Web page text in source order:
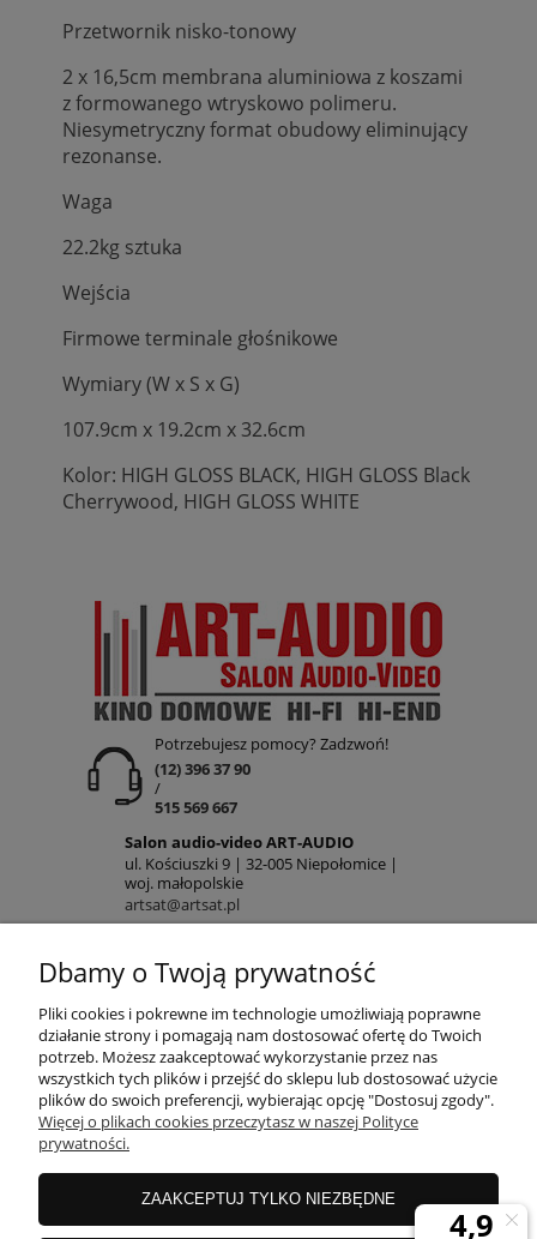
Przetwornik nisko-tonowy
2 x 16,5cm membrana aluminiowa z koszami
z formowanego wtryskowo polimeru.
Niesymetryczny format obudowy eliminujący
rezonanse.
Waga
22.2kg sztuka
Wejścia
Firmowe terminale głośnikowe
Wymiary (W x S x G)
107.9cm x 19.2cm x 32.6cm
Kolor: HIGH GLOSS BLACK, HIGH GLOSS Black
Cherrywood, HIGH GLOSS WHITE
Potrzebujesz pomocy? Zadzwoń!
(12) 396 37 90
/
515 569 667
Salon audio-video ART-AUDIO
ul. Kościuszki 9 | 32-005 Niepołomice |
woj. małopolskie
artsat@artsat.pl
NIP: 6782225502 | REGON: 120645712
POMOC
MOJE KONTO
PŁATNOŚCI
Dbamy o Twoją prywatność
Pliki cookies i pokrewne im technologie umożliwiają poprawne
działanie strony i pomagają nam dostosować ofertę do Twoich
potrzeb. Możesz zaakceptować wykorzystanie przez nas
wszystkich tych plików i przejść do sklepu lub dostosować użycie
plików do swoich preferencji, wybierając opcję "Dostosuj zgody".
Więcej o plikach cookies przeczytasz w naszej Polityce
prywatności.
ZAAKCEPTUJ TYLKO NIEZBĘDNE